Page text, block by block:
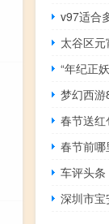
v97适合
太谷区
“年纪正
梦幻西
春节送
春节前
深圳市